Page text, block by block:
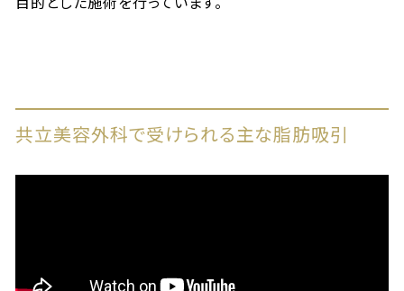
共立美容外科で受けられる主な脂肪吸引